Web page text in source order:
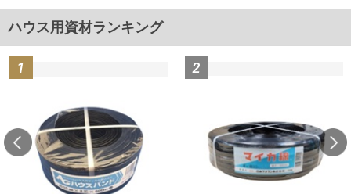
ハウス用資材ランキング